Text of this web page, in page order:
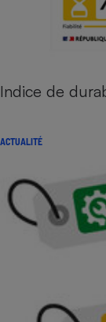
Indice de
ACTUALITÉ